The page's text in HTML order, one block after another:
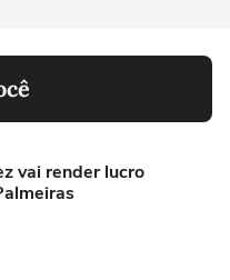
vai render lucro